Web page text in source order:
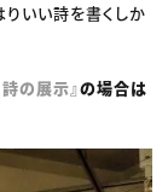
いい詩を書くしか
の展示』の場合は